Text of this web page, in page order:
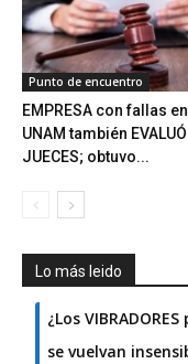
Punto de encuentro
EMPRESA con fallas
UNAM también
JUECES; obtuvo...
Lo más leido
¿Los
se vuelvan